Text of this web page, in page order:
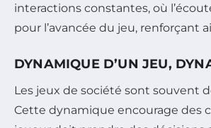
interactions constantes, où
pour l’avancée du jeu, renforçant
DYNAMIQUE D’UN JEU,
Les jeux de société sont souvent
Cette dynamique encourage des